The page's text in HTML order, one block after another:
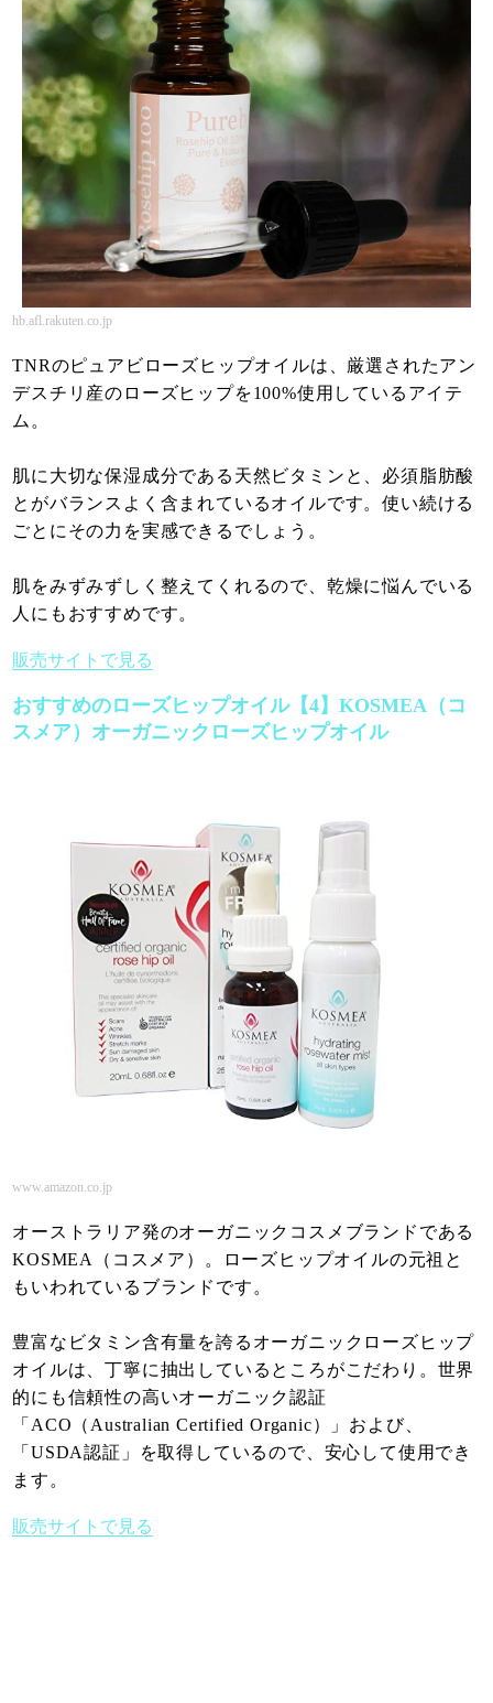
hb.afl.rakuten.co.jp
TNRのピュアビローズヒップオイルは、厳選されたアン
デスチリ産のローズヒップを100%使用しているアイテ
ム。
肌に大切な保湿成分である天然ビタミンと、必須脂肪酸
とがバランスよく含まれているオイルです。使い続ける
ごとにその力を実感できるでしょう。
肌をみずみずしく整えてくれるので、乾燥に悩んでいる
人にもおすすめです。
販売サイトで見る
おすすめのローズヒップオイル【4】KOSMEA（コ
スメア）オーガニックローズヒップオイル
www.amazon.co.jp
オーストラリア発のオーガニックコスメブランドである
KOSMEA（コスメア）。ローズヒップオイルの元祖と
もいわれているブランドです。
豊富なビタミン含有量を誇るオーガニックローズヒップ
オイルは、丁寧に抽出しているところがこだわり。世界
的にも信頼性の高いオーガニック認証
「ACO（Australian Certified Organic）」および、
「USDA認証」を取得しているので、安心して使用でき
ます。
販売サイトで見る